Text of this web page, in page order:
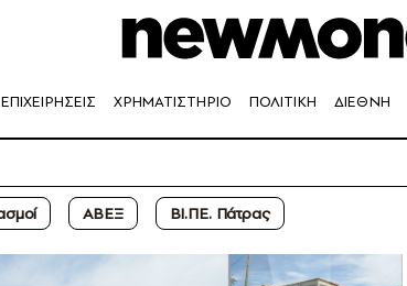
ΕΠΙΧΕΙΡΗΣΕΙΣ ΧΡΗΜΑΤΙΣΤΗΡΙΟ ΠΟΛΙΤΙΚΗ ΔΙΕΘΝΗ
ΑΒΕΞ ΒΙ.ΠΕ. Πάτρας